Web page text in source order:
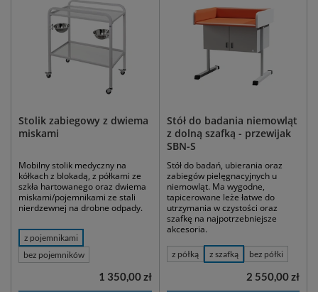
Stolik zabiegowy z dwiema
miskami
Mobilny stolik medyczny na
kółkach z blokadą, z półkami ze
szkła hartowanego oraz dwiema
miskami/pojemnikami ze stali
nierdzewnej na drobne odpady.
z pojemnikami
bez pojemników
1 350,00 zł
Stół do badania niemowląt
z dolną szafką - przewijak
SBN-S
Stół do badań, ubierania oraz
zabiegów pielęgnacyjnych u
niemowląt. Ma wygodne,
tapicerowane leże łatwe do
utrzymania w czystości oraz
szafkę na najpotrzebniejsze
akcesoria.
z półką z szafką bez półki
2 550,00 zł